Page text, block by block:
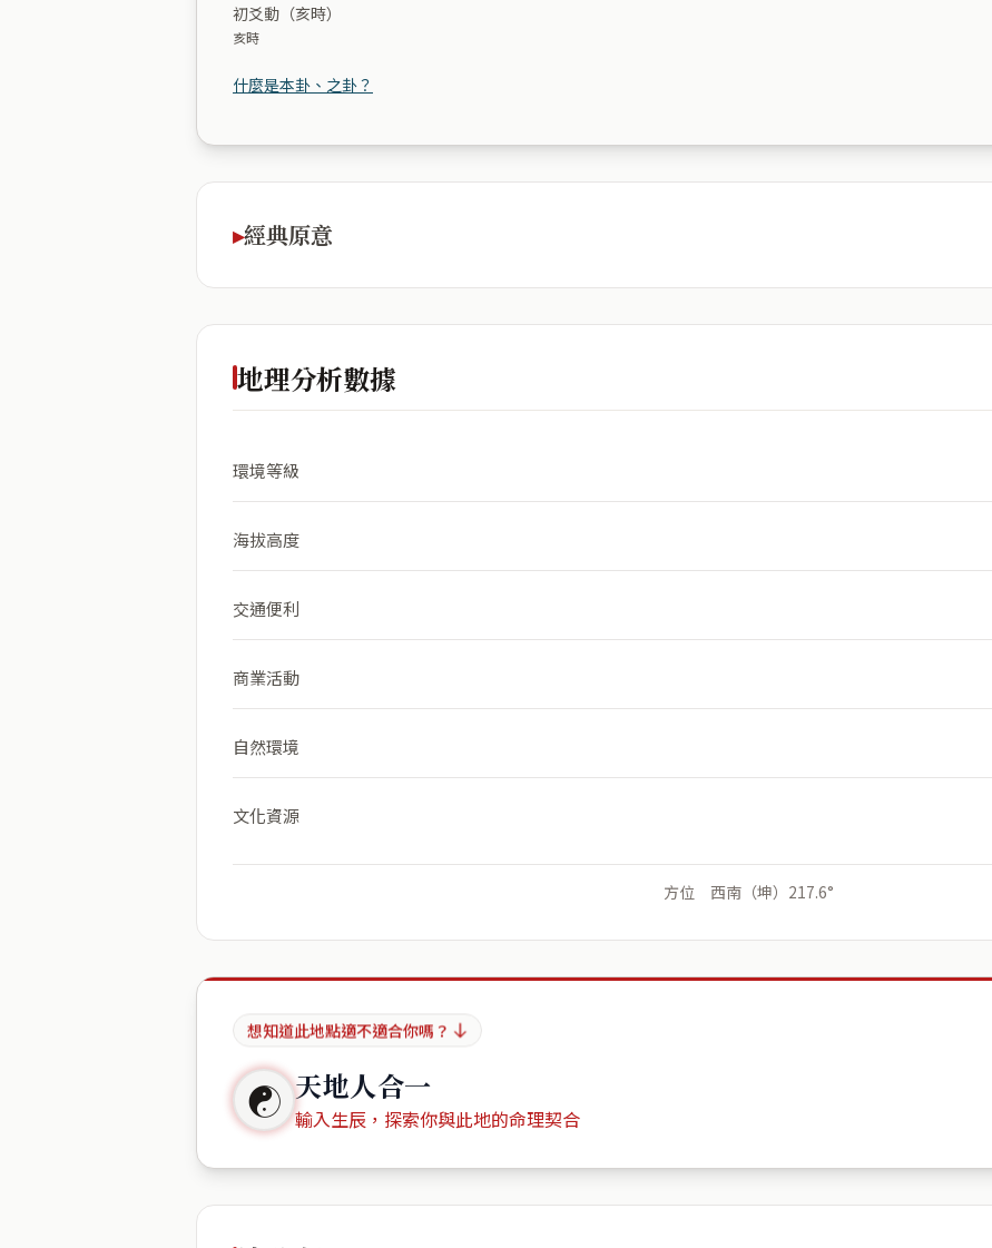
初爻動（亥時）
亥時
什麼是本卦、之卦？
經典原意
地理分析數據
環境等級
海拔高度
交通便利
商業活動
自然環境
文化資源
方位 西南（坤）217.6°
想知道此地點適不適合你嗎？
☯ 天地人合一
輸入生辰，探索你與此地的命理契合